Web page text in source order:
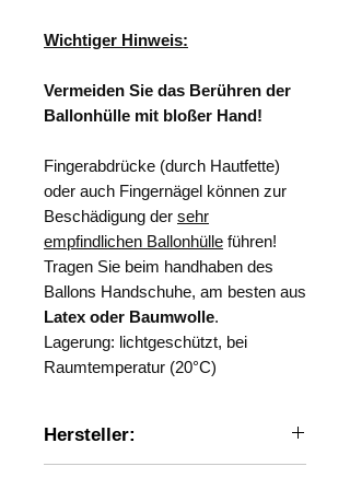
Wichtiger Hinweis:
Vermeiden Sie das Berühren der
Ballonhülle mit bloßer Hand!
Fingerabdrücke (durch Hautfette)
oder auch Fingernägel können zur
Beschädigung der sehr
empfindlichen Ballonhülle führen!
Tragen Sie beim handhaben des
Ballons Handschuhe, am besten aus
Latex oder Baumwolle.
Lagerung: lichtgeschützt, bei
Raumtemperatur (20°C)
Hersteller: